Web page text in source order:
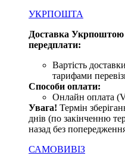
УКРПОШТА
Доставка
передплати:
Вартість
тарифами
Способи оплати:
Онлайн оплата
Увага! Термін
днів (по закінченню
назад без
САМОВИВІЗ